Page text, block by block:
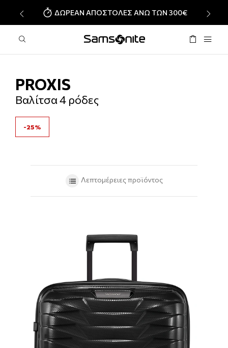
ΔΩΡΕΑΝ ΑΠΟΣΤΟΛΕΣ ΑΝΩ ΤΩΝ 300€
PROXIS
Βαλίτσα 4 ρόδες
-25%
Λεπτομέρειες προϊόντος